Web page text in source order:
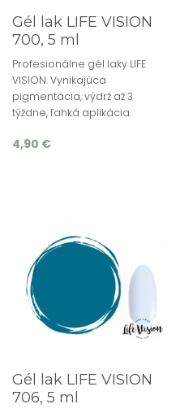
Gél lak LIFE VISION
700, 5 ml
Profesionálne gél laky LIFE
VISION. Vynikajúca
pigmentácia, výdrž až 3
týždne, ľahká aplikácia.
4,90 €
Gél lak LIFE VISION
706, 5 ml